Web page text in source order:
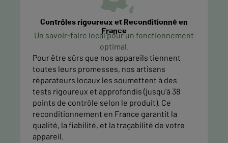
Contrôles rigoureux et Reconditionné en
France
Un savoir-faire local pour un fonctionnement
optimal.
Pour être sûrs que nos appareils tiennent
toutes leurs promesses, nos artisans
réparateurs locaux les soumettent à des
tests rigoureux et approfondis (jusqu'à 38
points de contrôle selon le produit). Ce
reconditionnement en France garantit la
qualité, la fiabilité, et la traçabilité de votre
appareil.